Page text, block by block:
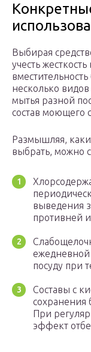
Выбирая
учесть
несколько
мытья разной
состав моющего
Размышляя,
выбрать, можно
выведения
противней
посуду при
Составы с
сохранения
При
эффект